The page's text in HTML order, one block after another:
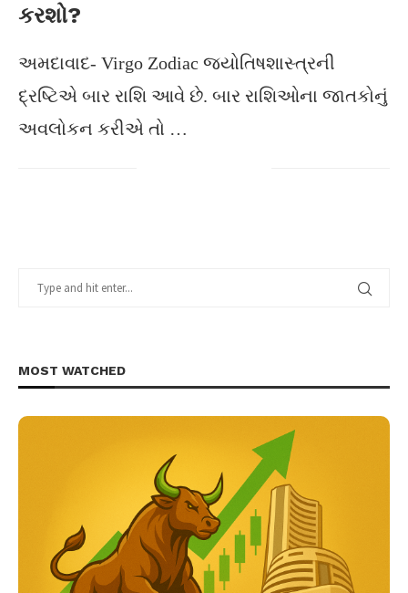
કરશો?
અમદાવાદ- Virgo Zodiac જ્યોતિષશાસ્ત્રની
દ્રષ્ટિએ બાર રાશિ આવે છે. બાર રાશિઓના જાતકોનું
અવલોકન કરીએ તો …
MOST WATCHED